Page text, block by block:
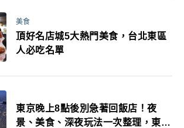
美食
頂好名店城5大熱門美食，台北東區
人必吃名單
東京晚上8點後別急著回飯店！夜
景、美食、深夜玩法一次整理，東京